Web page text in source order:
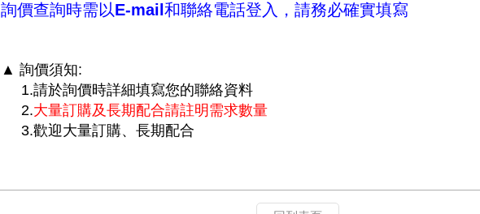
詢價查詢時需以E-mail和聯絡電話登入，請務必確實填寫
▲ 詢價須知:
1.請於詢價時詳細填寫您的聯絡資料
2.大量訂購及長期配合請註明需求數量
3.歡迎大量訂購、長期配合